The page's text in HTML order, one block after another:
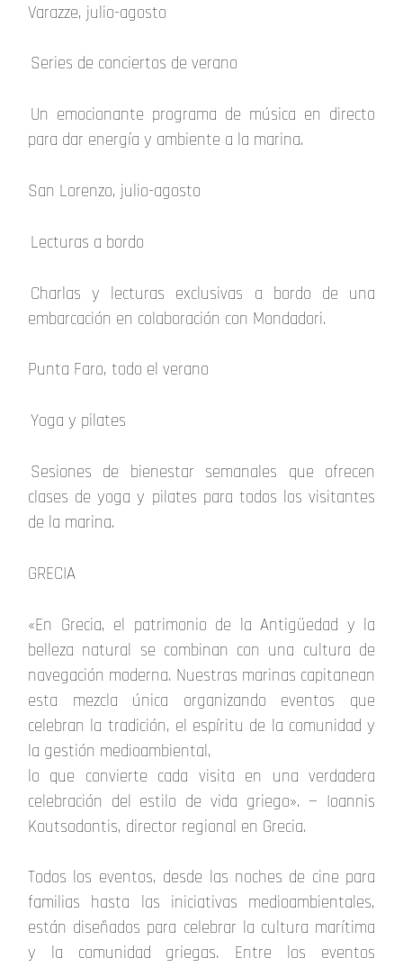
Varazze, julio-agosto
Series de conciertos de verano
Un emocionante programa de música en directo
para dar energía y ambiente a la marina.
San Lorenzo, julio-agosto
Lecturas a bordo
Charlas y lecturas exclusivas a bordo de una
embarcación en colaboración con Mondadori.
Punta Faro, todo el verano
Yoga y pilates
Sesiones de bienestar semanales que ofrecen
clases de yoga y pilates para todos los visitantes
de la marina.
GRECIA
«En Grecia, el patrimonio de la Antigüedad y la
belleza natural se combinan con una cultura de
navegación moderna. Nuestras marinas capitanean
esta mezcla única organizando eventos que
celebran la tradición, el espíritu de la comunidad y
la gestión medioambiental,
lo que convierte cada visita en una verdadera
celebración del estilo de vida griego». — Ioannis
Koutsodontis, director regional en Grecia.
Todos los eventos, desde las noches de cine para
familias hasta las iniciativas medioambientales,
están diseñados para celebrar la cultura marítima
y la comunidad griegas. Entre los eventos